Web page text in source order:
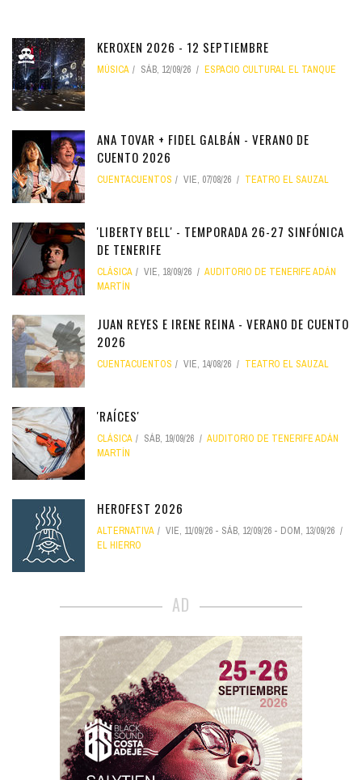
KEROXEN 2026 - 12 SEPTIEMBRE
MÚSICA SÁB, 12/09/26 ESPACIO CULTURAL EL TANQUE
ANA TOVAR + FIDEL GALBÁN - VERANO DE
CUENTO 2026
CUENTACUENTOS VIE, 07/08/26 TEATRO EL SAUZAL
'LIBERTY BELL' - TEMPORADA 26-27 SINFÓNICA
DE TENERIFE
CLÁSICA VIE, 18/09/26
AUDITORIO DE TENERIFE ADÁN
MARTÍN
JUAN REYES E IRENE REINA - VERANO DE CUENTO
2026
CUENTACUENTOS VIE, 14/08/26 TEATRO EL SAUZAL
'RAÍCES'
CLÁSICA SÁB, 19/09/26
AUDITORIO DE TENERIFE ADÁN
MARTÍN
HEROFEST 2026
ALTERNATIVA VIE, 11/09/26 - SÁB, 12/09/26 - DOM, 13/09/26
EL HIERRO
AD